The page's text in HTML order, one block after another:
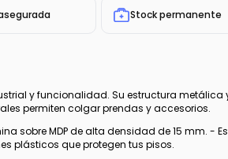
Stock permanente
y funcionalidad. Su estructura metálica
permiten colgar prendas y accesorios.
sobre MDP de alta densidad de 15 mm. -
plásticos que protegen tus pisos.